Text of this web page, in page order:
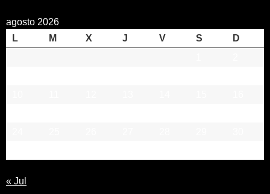
agosto 2026
L
M X J V S
D
« Jul